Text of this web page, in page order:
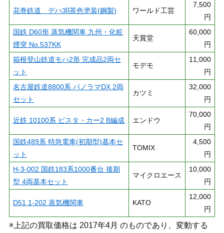
花巻鉄道 デハ3Ⅱ茶色塗装(鋼製) ワールド工芸
7,500
円
国鉄 D60形 蒸気機関車 九州・化粧
煙突 No.537KK
天賞堂
60,000
円
箱根登山鉄道モハ2形 完成品2両セ
ット
モデモ
11,000
円
名古屋鉄道8800系 パノラマDX 2両
セット
カツミ
32,000
円
近鉄 10100系 ビスタ・カー2 B編成 エンドウ
70,000
円
国鉄489系 特急電車(初期型)基本セ
ット
TOMIX
4,500
円
H-3-002 国鉄183系1000番台 後期
型 4両基本セット
マイクロエース
10,000
円
D51 1-202 蒸気機関車 KATO
12,000
円
※上記の買取価格は 2017年4月 のものであり、変動する